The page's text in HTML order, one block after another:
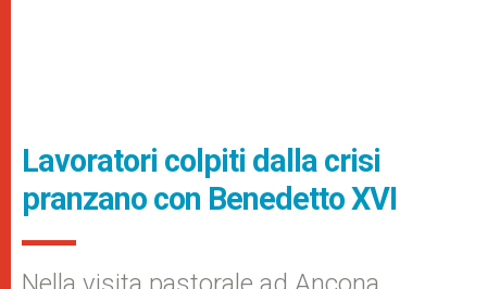
Lavoratori colpiti dalla crisi
pranzano con Benedetto XVI